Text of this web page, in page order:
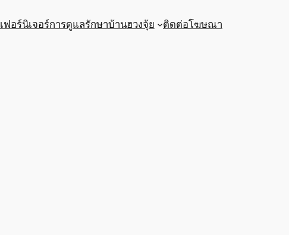
เฟอร์นิเจอร์การดูแลรักษาบ้านฮวงจุ้ย ติดต่อโฆษณา